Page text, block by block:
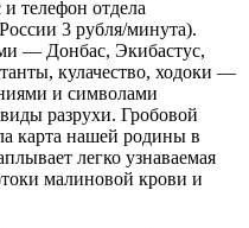
телефон отдела
3 рубля/минута).
— Донбас, Экибастус,
кулачество, ходоки —
и символами
разрухи. Гробовой
карта нашей родины в
легко узнаваемая
малиновой крови и